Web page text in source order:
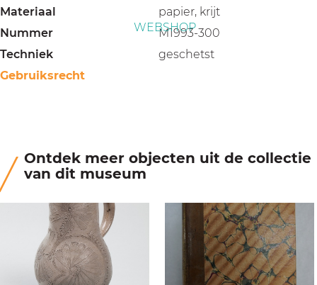
WEBSHOP
Materiaal
papier, krijt
Nummer
M1993-300
Techniek
geschetst
Gebruiksrecht
Ontdek meer objecten uit de collectie
van dit museum